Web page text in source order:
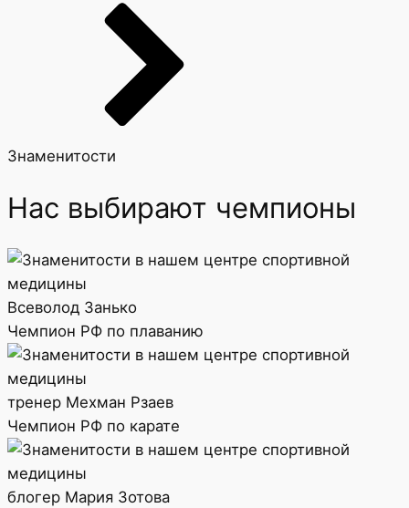
Знаменитости
Нас выбирают чемпионы
Всеволод Занько
Чемпион РФ по плаванию
тренер Мехман Рзаев
Чемпион РФ по карате
блогер Мария Зотова